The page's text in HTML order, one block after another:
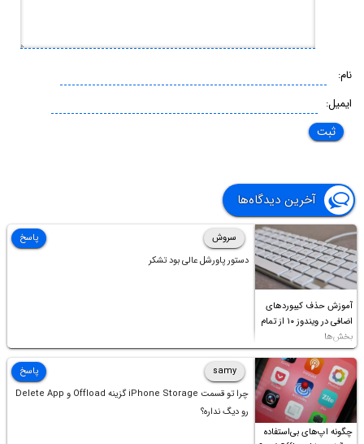
نام:
ایمیل:
آخرین دیدگاه‌ها
آموزش حذف کیبوردهای
اضافی در ویندوز ۱۰ از تمام
بخش‌ها
سروش
دستور پاورشل عالی بود تشکر
پاسخ
چگونه اپ‌های بی‌استفاده
samy
چرا تو قسمت iPhone Storage گزینه Offload و Delete App
رو دیگ نداره؟
پاسخ